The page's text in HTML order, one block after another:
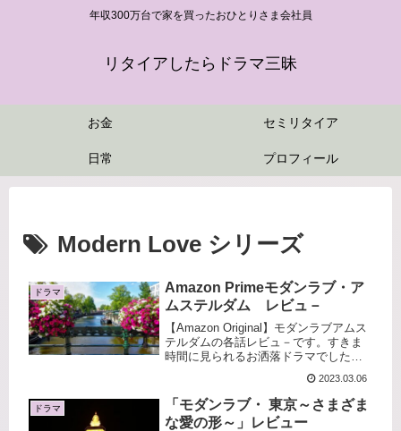
年収300万台で家を買ったおひとりさま会社員
リタイアしたらドラマ三昧
お金 セミリタイア
日常 プロフィール
Modern Love シリーズ
ドラマ
Amazon Primeモダンラブ・ア
ムステルダム レビュ－
【Amazon Original】モダンラブアムス
テルダムの各話レビュ－です。すきま
時間に見られるお洒落ドラマでした。
2023.03.06
ドラマ
「モダンラブ・ 東京～さまざま
な愛の形～」レビュー